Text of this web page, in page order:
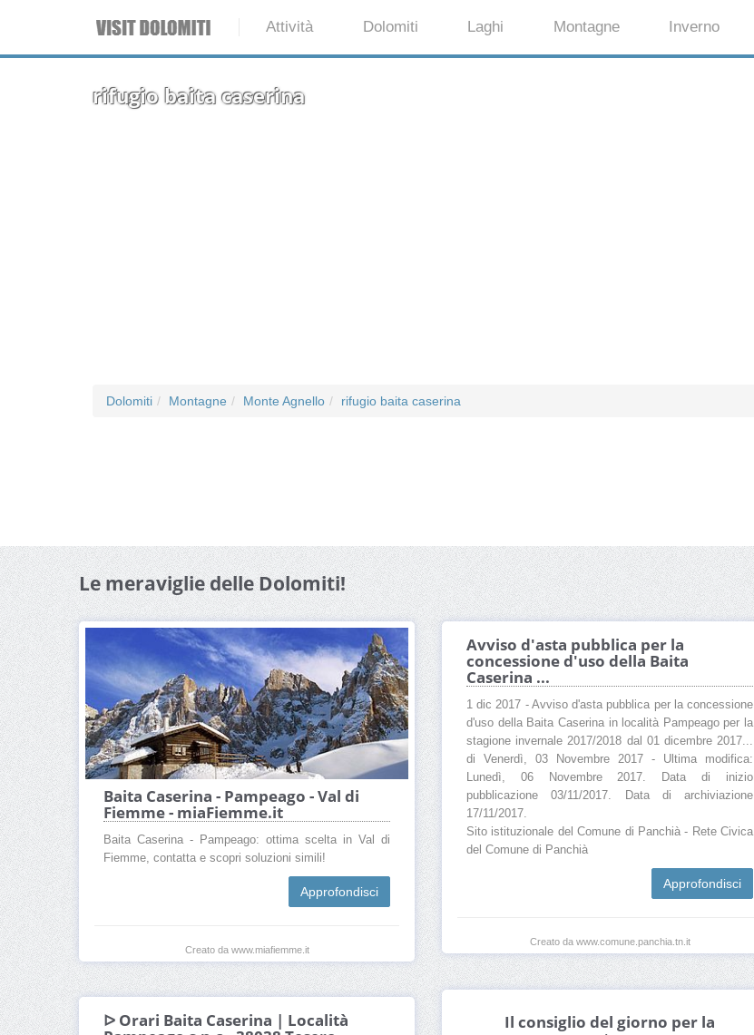
Attività Dolomiti Laghi Montagne Inverno
rifugio baita caserina
Dolomiti Montagne Monte Agnello rifugio baita caserina
Le meraviglie delle Dolomiti!
Baita Caserina - Pampeago - Val di
Fiemme - miaFiemme.it
Baita Caserina - Pampeago: ottima scelta in Val di
Fiemme, contatta e scopri soluzioni simili!
Approfondisci
Creato da www.miafiemme.it
Avviso d'asta pubblica per la
concessione d'uso della Baita
Caserina ...
1 dic 2017 - Avviso d'asta pubblica per la concessione
d'uso della Baita Caserina in località Pampeago per la
stagione invernale 2017/2018 dal 01 dicembre 2017...
di Venerdì, 03 Novembre 2017 - Ultima modifica:
Lunedì, 06 Novembre 2017. Data di inizio
pubblicazione 03/11/2017. Data di archiviazione
17/11/2017.
Sito istituzionale del Comune di Panchià - Rete Civica
del Comune di Panchià
Approfondisci
Creato da www.comune.panchia.tn.it
Il consiglio del giorno per la
ᐅ Orari Baita Caserina | Località